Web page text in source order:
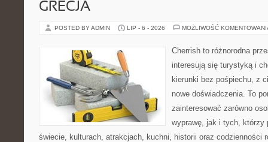
GRECJA
POSTED BY ADMIN LIP - 6 - 2026 MOŻLIWOŚĆ
Cherrish to różnorodna
interesują się turystyką i
kierunki bez pośpiechu, z
nowe doświadczenia. To
zainteresować zarówno
wyprawę, jak i tych, którzy
świecie, kulturach, atrakcjach, kuchni, historii oraz codzienności